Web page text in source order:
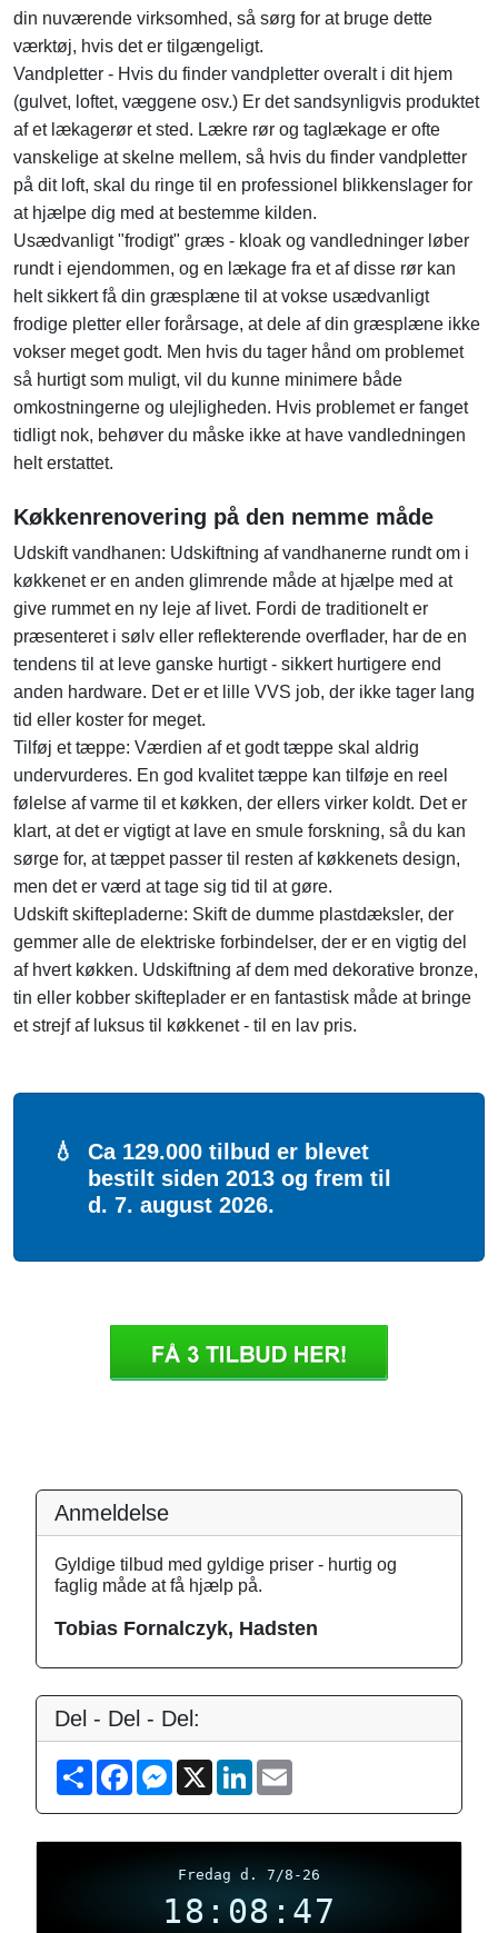
din nuværende virksomhed, så sørg for at bruge dette
værktøj, hvis det er tilgængeligt.
Vandpletter - Hvis du finder vandpletter overalt i dit hjem
(gulvet, loftet, væggene osv.) Er det sandsynligvis produktet
af et lækagerør et sted. Lækre rør og taglækage er ofte
vanskelige at skelne mellem, så hvis du finder vandpletter
på dit loft, skal du ringe til en professionel blikkenslager for
at hjælpe dig med at bestemme kilden.
Usædvanligt "frodigt" græs - kloak og vandledninger løber
rundt i ejendommen, og en lækage fra et af disse rør kan
helt sikkert få din græsplæne til at vokse usædvanligt
frodige pletter eller forårsage, at dele af din græsplæne ikke
vokser meget godt. Men hvis du tager hånd om problemet
så hurtigt som muligt, vil du kunne minimere både
omkostningerne og ulejligheden. Hvis problemet er fanget
tidligt nok, behøver du måske ikke at have vandledningen
helt erstattet.
Køkkenrenovering på den nemme måde
Udskift vandhanen: Udskiftning af vandhanerne rundt om i
køkkenet er en anden glimrende måde at hjælpe med at
give rummet en ny leje af livet. Fordi de traditionelt er
præsenteret i sølv eller reflekterende overflader, har de en
tendens til at leve ganske hurtigt - sikkert hurtigere end
anden hardware. Det er et lille VVS job, der ikke tager lang
tid eller koster for meget.
Tilføj et tæppe: Værdien af ​​et godt tæppe skal aldrig
undervurderes. En god kvalitet tæppe kan tilføje en reel
følelse af varme til et køkken, der ellers virker koldt. Det er
klart, at det er vigtigt at lave en smule forskning, så du kan
sørge for, at tæppet passer til resten af ​​køkkenets design,
men det er værd at tage sig tid til at gøre.
Udskift skiftepladerne: Skift de dumme plastdæksler, der
gemmer alle de elektriske forbindelser, der er en vigtig del
af hvert køkken. Udskiftning af dem med dekorative bronze,
tin eller kobber skifteplader er en fantastisk måde at bringe
et strejf af luksus til køkkenet - til en lav pris.
💧 Ca 129.000 tilbud er blevet
bestilt siden 2013 og frem til
d. 7. august 2026.
Anmeldelse
Gyldige tilbud med gyldige priser - hurtig og
faglig måde at få hjælp på.
Tobias Fornalczyk, Hadsten
Del - Del - Del:
S
h
e
F
b
M
e
g
X
L
e
I
l
Fredag d. 7/8-26
18:08:48